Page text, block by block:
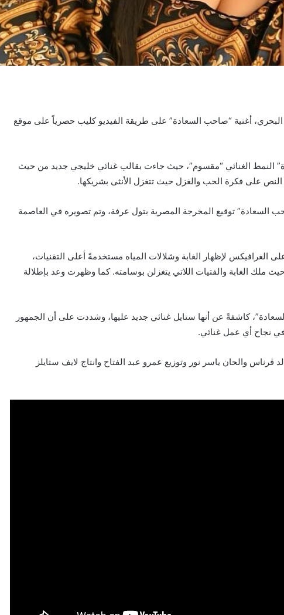
أغنية “صاحب السعادة” على طريقة الفيديو كليب حصرياً على موقع
النمط الغنائي “مقسوم”، حيث جاءت بقالب غنائي خليجي جديد من حيث
النص على فكرة الحب والغزل حيث تتغزل الأنثى بشريكها.
السعادة” توقيع المخرجة المصرية بتول عرفة، وتم تصويره في العاصمة
لإظهار الغابة وشلالات المياه مستخدمةً أعلى التقنيات،
ملك الغابة والفتيات اللاتي يتغزلن بوسامته. كما وظهرت وعد بإطلالة
كاشفةً عن أنها ستايل غنائي جديد عليها، وشددت على أن الجمهور
نجاح أي عمل غنائي.
والحان ياسر نور وتوزيع عمرو عبد الفتاح وانتاج لايف ستايلز
دبي